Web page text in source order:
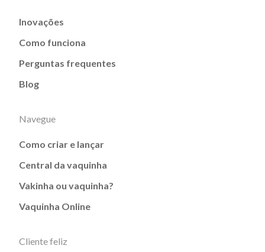
Inovações
Como funciona
Perguntas frequentes
Blog
Navegue
Como criar e lançar
Central da vaquinha
Vakinha ou vaquinha?
Vaquinha Online
Cliente feliz